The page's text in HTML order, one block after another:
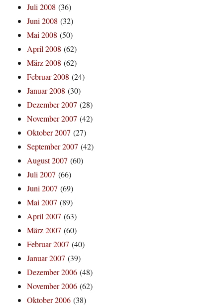
Juli 2008 (36)
Juni 2008 (32)
Mai 2008 (50)
April 2008 (62)
März 2008 (62)
Februar 2008 (24)
Januar 2008 (30)
Dezember 2007 (28)
November 2007 (42)
Oktober 2007 (27)
September 2007 (42)
August 2007 (60)
Juli 2007 (66)
Juni 2007 (69)
Mai 2007 (89)
April 2007 (63)
März 2007 (60)
Februar 2007 (40)
Januar 2007 (39)
Dezember 2006 (48)
November 2006 (62)
Oktober 2006 (38)